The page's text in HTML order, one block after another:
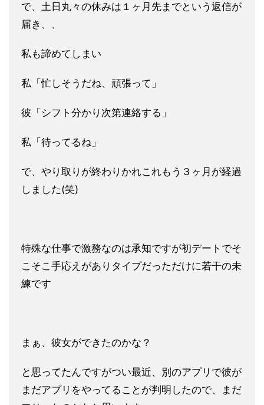
で、土日丸々の休みは１ヶ月先ま でという返信が
届き、、
私も諦めてしまい
私「忙しそうだね、頑張って」
彼「シフト分かり次第連絡する」
私「待ってるね」
で、やり取りが終わりかれこれもう３ヶ月が経過
しました(笑)
特殊な仕事で激務なのは承知ですが初デートでそ
こそこ手応えがありタイプだっただけに若干の未
練です
まぁ、彼女ができたのかな？
と思ってたんですがつい最近、別のアプリで彼が
まだアプリをやってることが判明したので、まだ